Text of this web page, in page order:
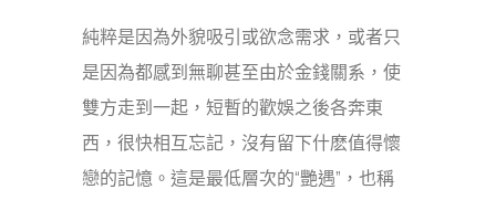
純粹是因為外貌吸引或欲念需求，或者只
是因為都感到無聊甚至由於金錢關系，使
雙方走到一起，短暫的歡娛之後各奔東
西，很快相互忘記，沒有留下什麽值得懷
戀的記憶。這是最低層次的“艷遇”，也稱